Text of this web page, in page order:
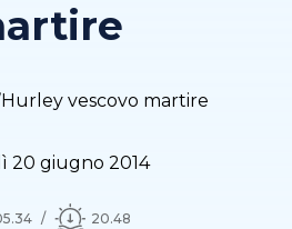
vescovo martire
20 giugno 2014
20.48